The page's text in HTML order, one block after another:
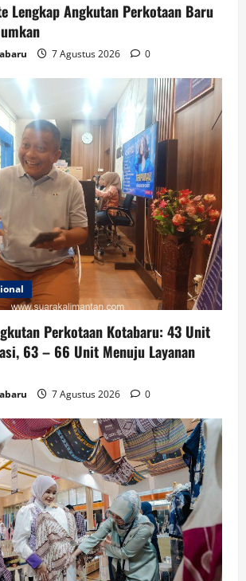
Lengkap Angkutan Perkotaan Baru
7 Agustus 2026 0
Perkotaan Kotabaru: 43 Unit
63 – 66 Unit Menuju Layanan
7 Agustus 2026 0